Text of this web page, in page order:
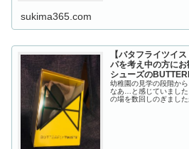
sukima365.com
【バタフライツイ
パを考え中の方に
シューズの
幼稚園の見学の段階か
なあ…と感じていました。 家でのお客さん用スリッ
の場を数回しのぎまし